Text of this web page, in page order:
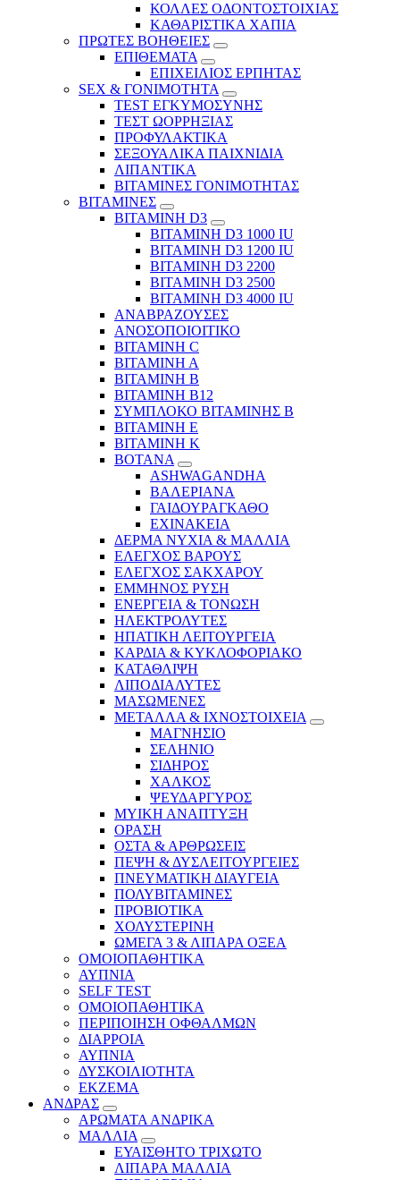
ΚΟΛΛΕΣ ΟΔΟΝΤΟΣΤΟΙΧΙΑΣ
ΚΑΘΑΡΙΣΤΙΚΑ ΧΑΠΙΑ
ΠΡΩΤΕΣ ΒΟΗΘΕΙΕΣ
ΕΠΙΘΕΜΑΤΑ
ΕΠΙΧΕΙΛΙΟΣ ΕΡΠΗΤΑΣ
SEX & ΓΟΝΙΜΟΤΗΤΑ
TEST ΕΓΚΥΜΟΣΥΝΗΣ
ΤΕΣΤ ΩΟΡΡΗΞΙΑΣ
ΠΡΟΦΥΛΑΚΤΙΚΑ
ΣΕΞΟΥΑΛΙΚΑ ΠΑΙΧΝΙΔΙΑ
ΛΙΠΑΝΤΙΚΑ
ΒΙΤΑΜΙΝΕΣ ΓΟΝΙΜΟΤΗΤΑΣ
ΒΙΤΑΜΙΝΕΣ
ΒΙΤΑΜΙΝΗ D3
ΒΙΤΑΜΙΝΗ D3 1000 IU
ΒΙΤΑΜΙΝΗ D3 1200 IU
ΒΙΤΑΜΙΝΗ D3 2200
ΒΙΤΑΜΙΝΗ D3 2500
BITAMINH D3 4000 IU
ΑΝΑΒΡΑΖΟΥΣΕΣ
ΑΝΟΣΟΠΟΙΟΙΤΙΚΟ
ΒΙΤΑΜΙΝΗ C
ΒΙΤΑΜΙΝΗ Α
ΒΙΤΑΜΙΝΗ Β
ΒΙΤΑΜΙΝΗ Β12
ΣΥΜΠΛΟΚΟ ΒΙΤΑΜΙΝΗΣ Β
ΒΙΤΑΜΙΝΗ Ε
ΒΙΤΑΜΙΝΗ Κ
ΒΟΤΑΝΑ
ASHWAGANDHA
ΒΑΛΕΡΙΑΝΑ
ΓΑΙΔΟΥΡΑΓΚΑΘΟ
ΕΧΙΝΑΚΕΙΑ
ΔΕΡΜΑ ΝΥΧΙΑ & ΜΑΛΛΙΑ
ΕΛΕΓΧΟΣ ΒΑΡΟΥΣ
ΕΛΕΓΧΟΣ ΣΑΚΧΑΡΟΥ
ΕΜΜΗΝΟΣ ΡΥΣΗ
ΕΝΕΡΓΕΙΑ & ΤΟΝΩΣΗ
ΗΛΕΚΤΡΟΛΥΤΕΣ
ΗΠΑΤΙΚΗ ΛΕΙΤΟΥΡΓΕΙΑ
ΚΑΡΔΙΑ & ΚΥΚΛΟΦΟΡΙΑΚΟ
ΚΑΤΑΘΛΙΨΗ
ΛΙΠΟΔΙΑΛΥΤΕΣ
ΜΑΣΩΜΕΝΕΣ
ΜΕΤΑΛΛΑ & ΙΧΝΟΣΤΟΙΧΕΙΑ
ΜΑΓΝΗΣΙΟ
ΣΕΛΗΝΙΟ
ΣΙΔΗΡΟΣ
ΧΑΛΚΟΣ
ΨΕΥΔΑΡΓΥΡΟΣ
ΜΥΙΚΗ ΑΝΑΠΤΥΞΗ
ΟΡΑΣΗ
ΟΣΤΑ & ΑΡΘΡΩΣΕΙΣ
ΠΕΨΗ & ΔΥΣΛΕΙΤΟΥΡΓΕΙΕΣ
ΠΝΕΥΜΑΤΙΚΗ ΔΙΑΥΓΕΙΑ
ΠΟΛΥΒΙΤΑΜΙΝΕΣ
ΠΡΟΒΙΟΤΙΚΑ
ΧΟΛΥΣΤΕΡΙΝΗ
ΩΜΕΓΑ 3 & ΛΙΠΑΡΑ ΟΞΕΑ
ΟΜΟΙΟΠΑΘΗΤΙΚΑ
ΑΥΠΝΙΑ
SELF TEST
ΟΜΟΙΟΠΑΘΗΤΙΚΑ
ΠΕΡΙΠΟΙΗΣΗ ΟΦΘΑΛΜΩΝ
ΔΙΑΡΡΟΙΑ
ΑΥΠΝΙΑ
ΔΥΣΚΟΙΛΙΟΤΗΤΑ
ΕΚΖΕΜΑ
ΑΝΔΡΑΣ
ΑΡΩΜΑΤΑ ΑΝΔΡΙΚΑ
ΜΑΛΛΙΑ
ΕΥΑΙΣΘΗΤΟ ΤΡΙΧΩΤΟ
ΛΙΠΑΡΑ ΜΑΛΛΙΑ